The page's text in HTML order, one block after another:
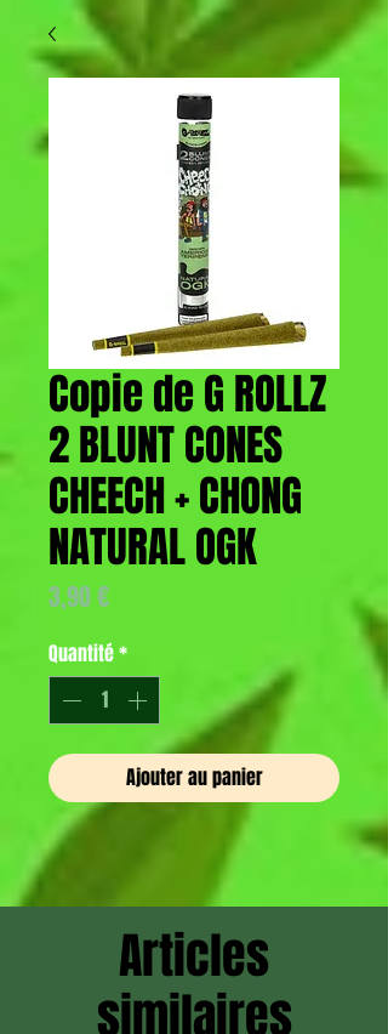
Copie de G ROLLZ
2 BLUNT CONES
CHEECH + CHONG
NATURAL OGK
3,90 €
Quantité*
Ajouter au panier
Articles
similaires